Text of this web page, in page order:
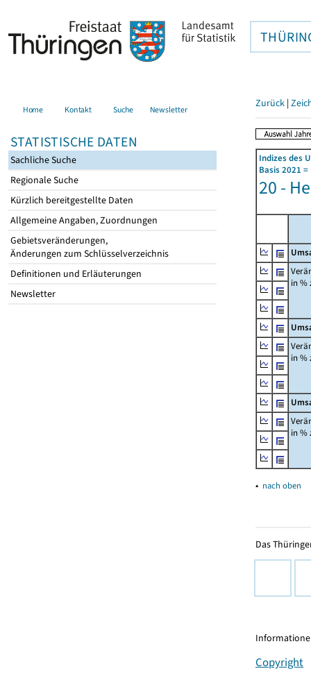
Home Kontakt Suche Newsletter
STATISTISCHE DATEN
Sachliche Suche
Regionale Suche
Kürzlich bereitgestellte Daten
Allgemeine Angaben, Zuordnungen
Gebietsveränderungen,
Änderungen zum Schlüsselverzeichnis
Definitionen und Erläuterungen
Newsletter
Zurück |
Indizes des
Basis 2021
20 -
in %
in %
in %
▴ nach oben
Das
Copyright